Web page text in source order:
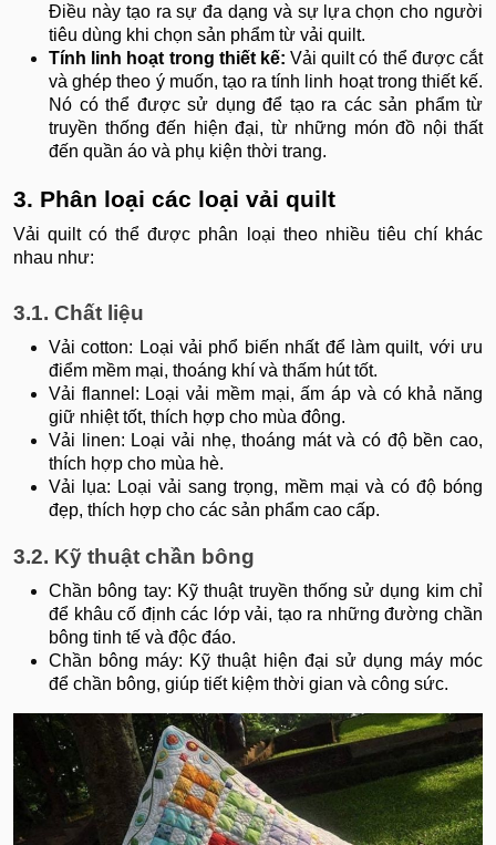
Điều này tạo ra sự đa dạng và sự lựa chọn cho người
tiêu dùng khi chọn sản phẩm từ vải quilt.
Tính linh hoạt trong thiết kế: Vải quilt có thể được cắt
và ghép theo ý muốn, tạo ra tính linh hoạt trong thiết kế.
Nó có thể được sử dụng để tạo ra các sản phẩm từ
truyền thống đến hiện đại, từ những món đồ nội thất
đến quần áo và phụ kiện thời trang.
3. Phân loại các loại vải quilt
Vải quilt có thể được phân loại theo nhiều tiêu chí khác
nhau như:
3.1. Chất liệu
Vải cotton: Loại vải phổ biến nhất để làm quilt, với ưu
điểm mềm mại, thoáng khí và thấm hút tốt.
Vải flannel: Loại vải mềm mại, ấm áp và có khả năng
giữ nhiệt tốt, thích hợp cho mùa đông.
Vải linen: Loại vải nhẹ, thoáng mát và có độ bền cao,
thích hợp cho mùa hè.
Vải lụa: Loại vải sang trọng, mềm mại và có độ bóng
đẹp, thích hợp cho các sản phẩm cao cấp.
3.2. Kỹ thuật chần bông
Chần bông tay: Kỹ thuật truyền thống sử dụng kim chỉ
để khâu cố định các lớp vải, tạo ra những đường chần
bông tinh tế và độc đáo.
Chần bông máy: Kỹ thuật hiện đại sử dụng máy móc
để chần bông, giúp tiết kiệm thời gian và công sức.